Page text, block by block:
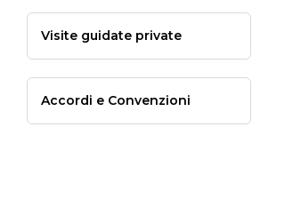
Visite guidate private
Accordi e Convenzioni